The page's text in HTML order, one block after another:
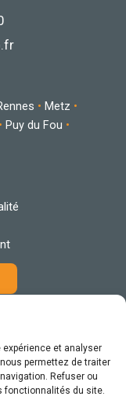
et analyser
permettez de traiter
Refuser ou
fonctionnalités du site.
• Metz •
• Puy du Fou •